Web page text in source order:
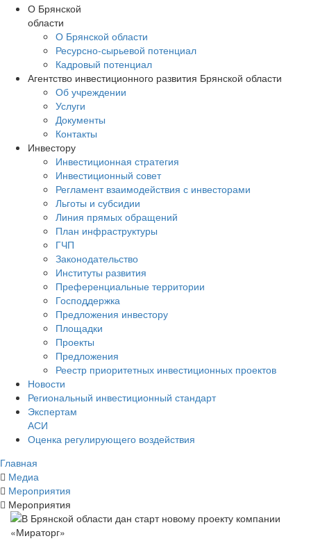
О Брянской
области
О Брянской области
Ресурсно-сырьевой потенциал
Кадровый потенциал
Агентство инвестиционного развития Брянской области
Об учреждении
Услуги
Документы
Контакты
Инвестору
Инвестиционная стратегия
Инвестиционный совет
Регламент взаимодействия с инвесторами
Льготы и субсидии
Линия прямых обращений
План инфраструктуры
ГЧП
Законодательство
Институты развития
Преференциальные территории
Господдержка
Предложения инвестору
Площадки
Проекты
Предложения
Реестр приоритетных инвестиционных проектов
Новости
Региональный инвестиционный стандарт
Экспертам
АСИ
Оценка регулирующего воздействия
Главная
Медиа
Мероприятия
Мероприятия